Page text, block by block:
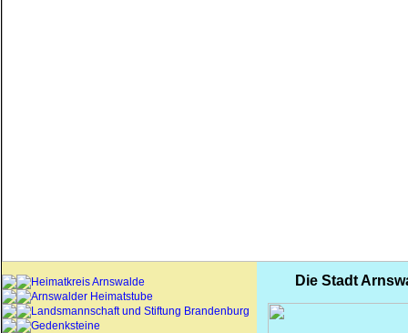
Heimatkreis Arnswalde
Arnswalder Heimatstube
Landsmannschaft und Stiftung Brandenburg
Gedenksteine
Die Stadt